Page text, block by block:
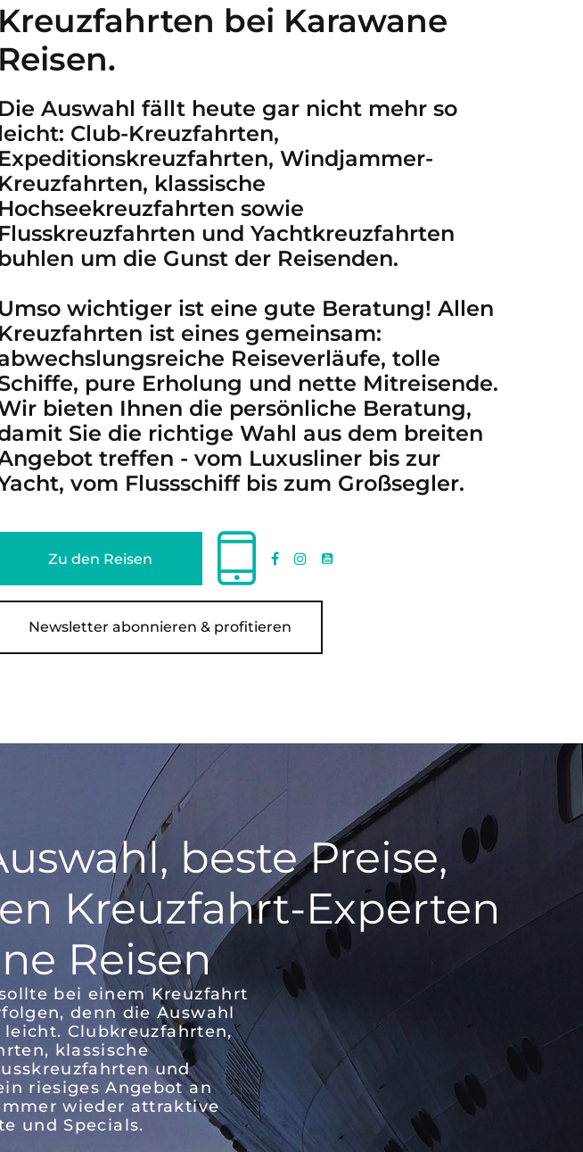
Kreuzfahrten bei Karawane
Reisen.
Die Auswahl fällt heute gar nicht mehr so
leicht: Club-Kreuzfahrten,
Expeditionskreuzfahrten, Windjammer-
Kreuzfahrten, klassische
Hochseekreuzfahrten sowie
Flusskreuzfahrten und Yachtkreuzfahrten
buhlen um die Gunst der Reisenden.
Umso wichtiger ist eine gute Beratung! Allen
Kreuzfahrten ist eines gemeinsam:
Reiseverläufe, tolle
pure Erholung und nette Mitreisende.
bieten Ihnen die persönliche Beratung,
Sie die richtige Wahl aus dem breiten
treffen - vom Luxusliner bis zur
vom Flussschiff bis zum Großsegler.
Zu den Reisen
Newsletter abonnieren & profitieren
beste Preise,
Kreuzfahrt-Experten
Reisen
bei einem Kreuzfahrt
denn die Auswahl
Clubkreuzfahrten,
klassische
und
riesiges Angebot an
wieder attraktive
und Specials.